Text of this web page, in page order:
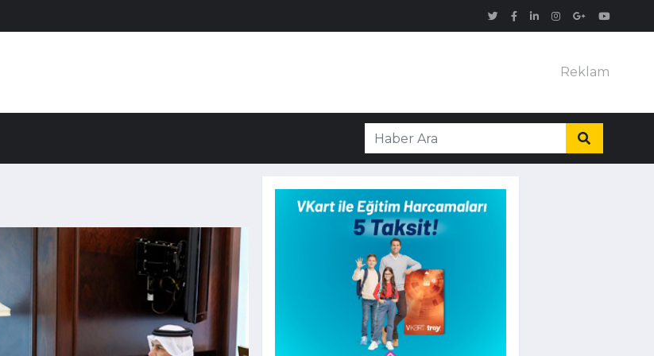
Reklam